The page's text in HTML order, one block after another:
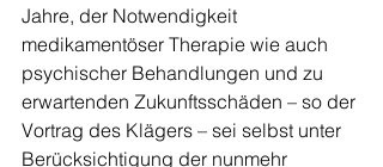
Jahre, der Notwendigkeit
medikamentöser Therapie wie auch
psychischer Behandlungen und zu
erwartenden Zukunftsschäden – so der
Vortrag des Klägers – sei selbst unter
Berücksichtigung der nunmehr